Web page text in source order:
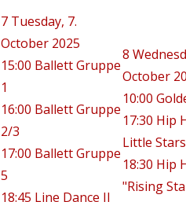
7 Tuesday, 7.
October 2025
15:00 Ballett Gruppe
1
16:00 Ballett Gruppe
2/3
17:00 Ballett Gruppe
5
18:45 Line Dance II
8
October
10:00
17:30 Hip
Little
18:30 Hip
"Rising